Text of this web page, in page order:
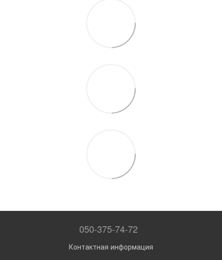
050-375-74-72
Контактная информация